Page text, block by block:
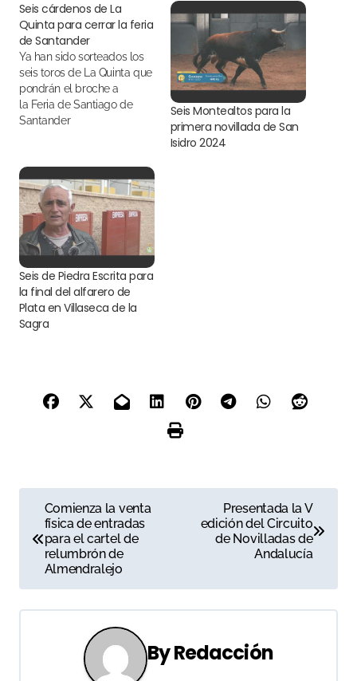
Seis cárdenos de La
Quinta para cerrar la feria
de Santander
Ya han sido sorteados los
seis toros de La Quinta que
pondrán el broche a
la Feria de Santiago de
Santander
Seis Montealtos para la
primera novillada de San
Isidro 2024
Seis de Piedra Escrita para
la final del alfarero de
Plata en Villaseca de la
Sagra
a
e
Comienza la venta
física de entradas
para el cartel de
relumbrón de
Almendralejo
Presentada la V
edición del Circuito
de Novilladas de
Andalucía
ByRedacción